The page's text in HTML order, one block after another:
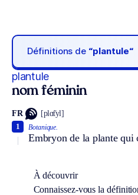
Définitions de “plantule“
plantule
nom féminin
FR [plɑ̃tyl]
Botanique.
Embryon de la plante qui
1
À découvrir
Connaissez-vous la